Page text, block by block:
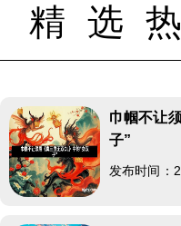
精选
巾帼不让
子”
发布时间：